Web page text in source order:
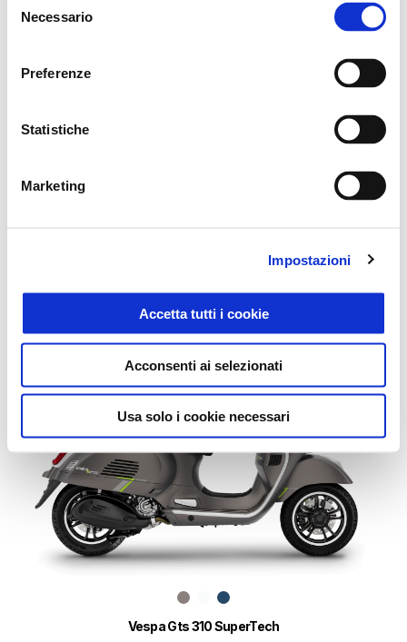
delNecessario
Preferenze
Statistiche
Marketing
Impostazioni
Accetta tutti i cookie
Acconsenti ai selezionati
Usa solo i cookie necessari
Vespa Gts 310 SuperSport
Vespa Gts 310 SuperTech